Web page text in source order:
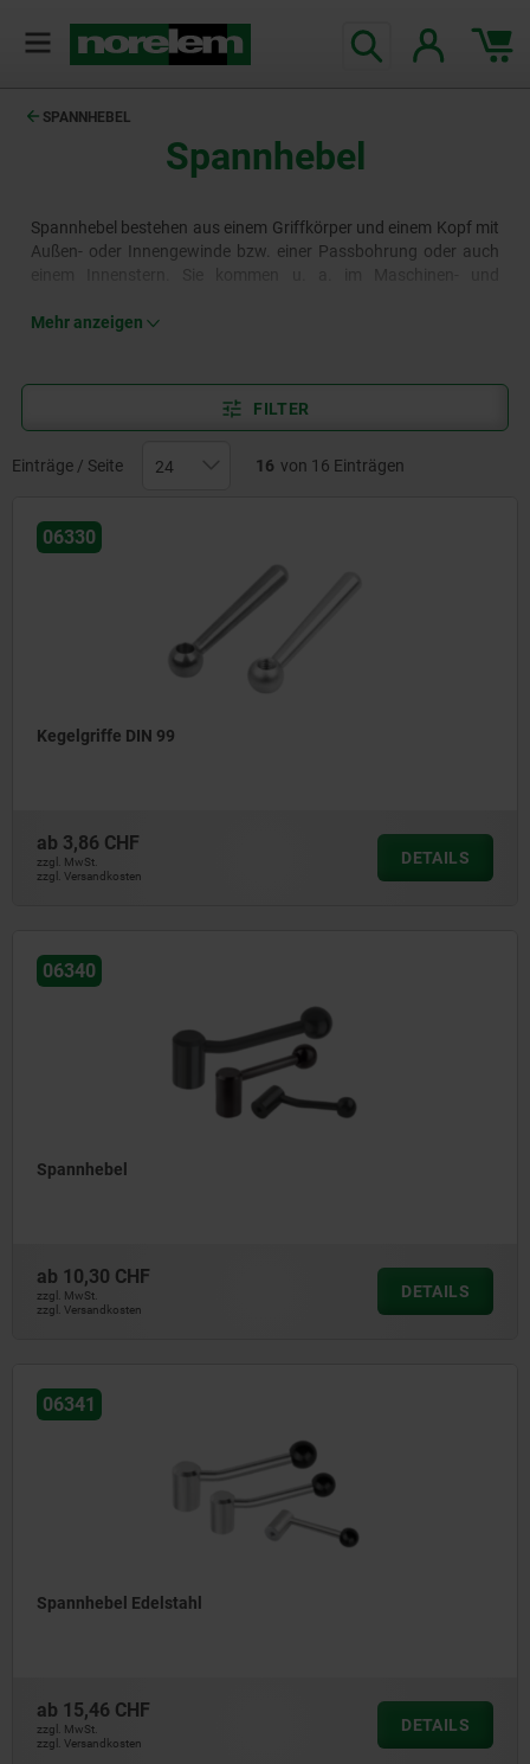
SPANNHEBEL
Spannhebel
Spannhebel bestehen aus einem Griffkörper und einem Kopf mit
Außen- oder Innengewinde bzw. einer Passbohrung oder auch
insbesondere wenn eine häufige Betätigung oder Verstellung
unbeabsichtigten Verstellens.
Mehr erfahren
Mehr anzeigen
FILTER
Einträge / Seite 16 von 16 Einträgen
06330
Kegelgriffe DIN 99
ab 3,86 CHF
zzgl. MwSt.
zzgl. Versandkosten
DETAILS
06340
Spannhebel
ab 10,30 CHF
zzgl. MwSt.
zzgl. Versandkosten
DETAILS
06341
Spannhebel Edelstahl
ab 15,46 CHF
zzgl. MwSt.
zzgl. Versandkosten
DETAILS